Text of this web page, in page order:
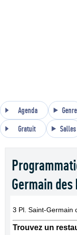
Agenda Genre
Gratuit Salles
Germain des
3 Pl. Saint-Germain
Trouvez un